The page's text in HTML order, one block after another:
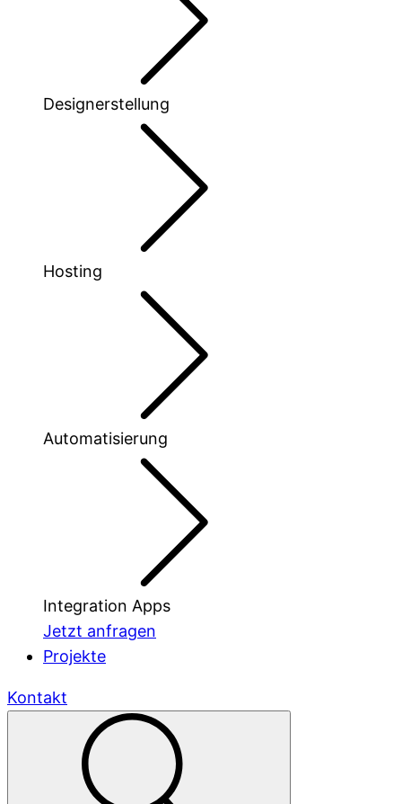
Designerstellung
Hosting
Automatisierung
Integration Apps
Jetzt anfragen
Projekte
Kontakt